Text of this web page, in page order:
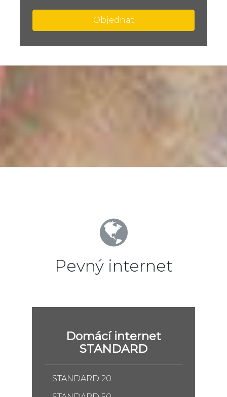
Objednat
Pevný internet
Domácí internet
STANDARD
STANDARD 20